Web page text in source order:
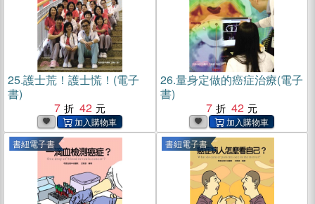
25.護士荒！護士慌！(電子
書)
7
42
26.量身定做的癌症治療(電子
書)
7
42
書紐電子書 書紐電子書